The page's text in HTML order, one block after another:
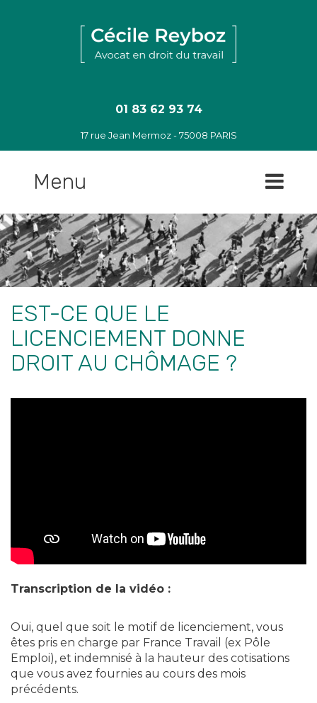
01 83 62 93 74
17 rue Jean Mermoz - 75008 PARIS
Menu
EST-CE QUE LE
LICENCIEMENT DONNE
DROIT AU CHÔMAGE ?
Transcription de la vidéo :
Oui, quel que soit le motif de licenciement, vous
êtes pris en charge par France Travail (ex Pôle
Emploi), et indemnisé à la hauteur des cotisations
que vous avez fournies au cours des mois
précédents.